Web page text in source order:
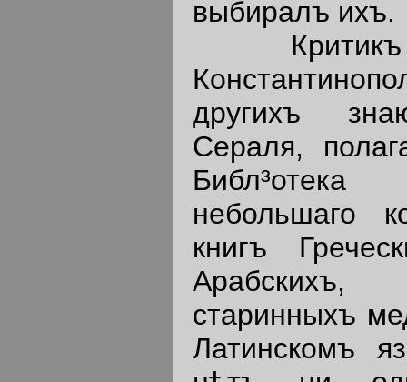
выбиралъ ихъ.
Критикъ
другихъ
Сераля,
небольшаго
книгъ
Арабскихъ,
старинныхъ
Латинскомъ